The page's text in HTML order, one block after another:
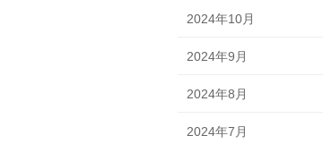
2024年10月
2024年9月
2024年8月
2024年7月